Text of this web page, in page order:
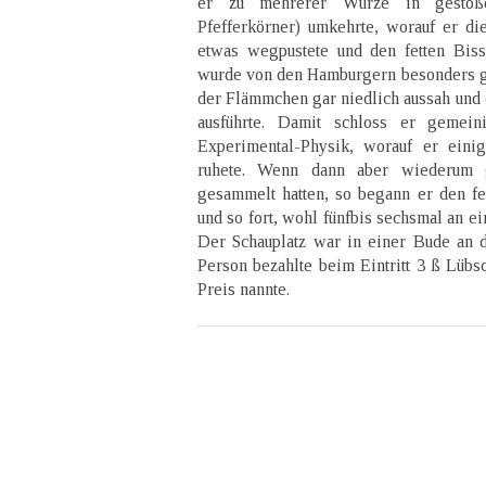
Pfefferkörner) umkehrte, worauf er
etwas wegpustete und den fetten
wurde von den Hamburgern
der Flämmchen gar niedlich aussah
ausführte. Damit schloss er
Experimental-Physik, worauf er
ruhete. Wenn dann aber wiederum
gesammelt hatten, so begann er den
und so fort, wohl fünfbis sechsmal an
Der Schauplatz war in einer Bude an
Person bezahlte beim Eintritt 3 ß
Preis nannte.